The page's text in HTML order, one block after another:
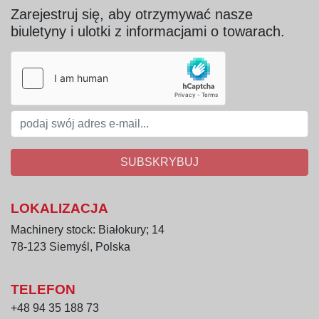
Zarejestruj się, aby otrzymywać nasze
biuletyny i ulotki z informacjami o towarach.
SUBSKRYBUJ
LOKALIZACJA
Machinery stock: Białokury; 14
78-123 Siemyśl, Polska
TELEFON
+48 94 35 188 73